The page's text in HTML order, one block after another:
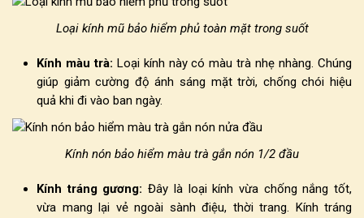
Loại kính mũ bảo hiểm phủ toàn mặt trong suốt
Kính màu trà: Loại kính này có màu trà nhẹ nhàng. Chúng
giúp giảm cường độ ánh sáng mặt trời, chống chói hiệu
quả khi đi vào ban ngày.
Kính nón bảo hiểm màu trà gắn nón 1/2 đầu
Kính tráng gương: Đây là loại kính vừa chống nắng tốt,
vừa mang lại vẻ ngoài sành điệu, thời trang. Kính tráng